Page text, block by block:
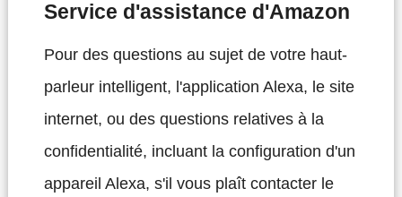
Service d'assistance d'Amazon
Pour des questions au sujet de votre haut-
parleur intelligent, l'application Alexa, le site
internet, ou des questions relatives à la
confidentialité, incluant la configuration d'un
appareil Alexa, s'il vous plaît contacter le